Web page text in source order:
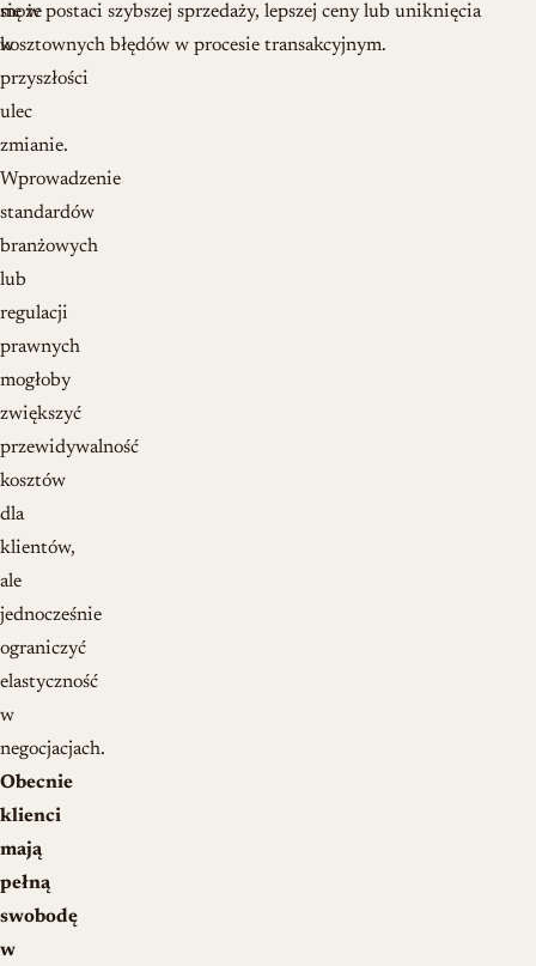
może
w
przyszłości
ulec
zmianie.
Wprowadzenie
standardów
branżowych
lub
regulacji
prawnych
mogłoby
zwiększyć
przewidywalność
kosztów
dla
klientów,
ale
jednocześnie
ograniczyć
elastyczność
w
negocjacjach.
Obecnie
klienci
mają
pełną
swobodę
w
się w postaci szybszej sprzedaży, lepszej ceny lub uniknięcia
kosztownych błędów w procesie transakcyjnym.